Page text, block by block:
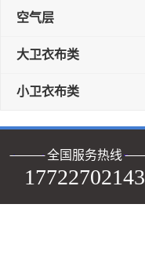
空气层
大卫衣布类
小卫衣布类
全国服务热线
17722702143